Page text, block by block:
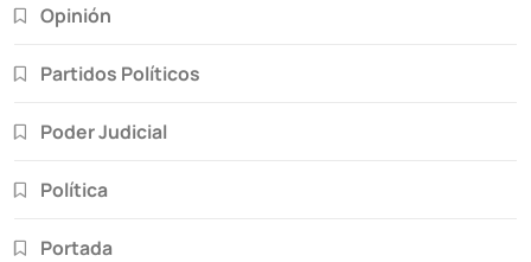
Opinión
Partidos Políticos
Poder Judicial
Política
Portada